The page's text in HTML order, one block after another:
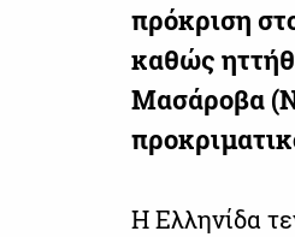
πρόκριση
καθώς
Μασάροβα
Η Ελληνίδα